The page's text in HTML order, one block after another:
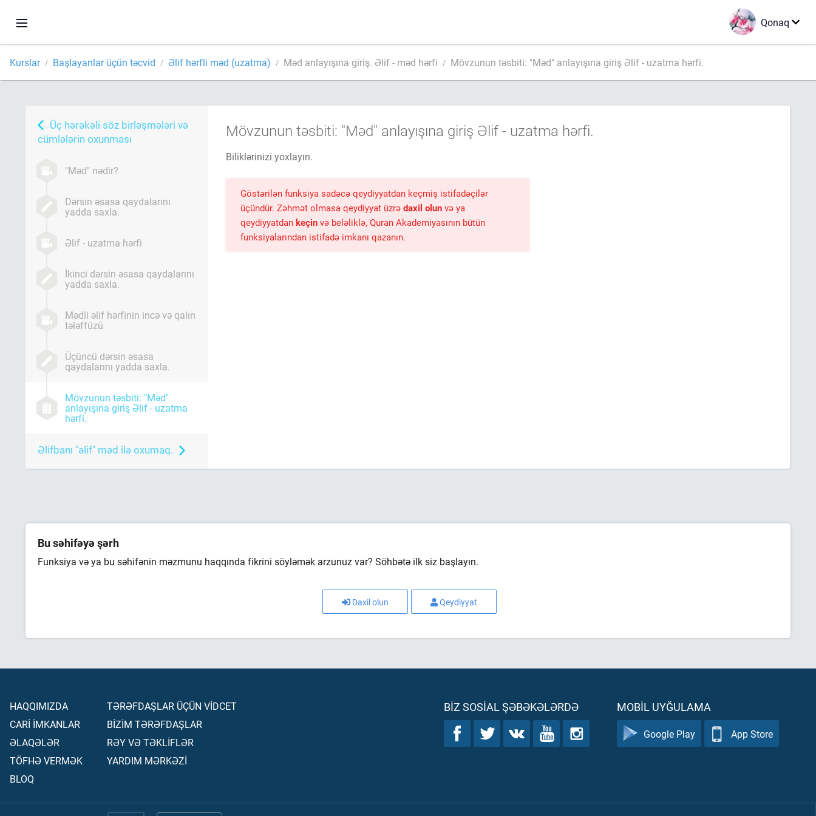
Qonaq
Kurslar Başlayanlar üçün təcvid Əlif hərfli məd (uzatma) Məd anlayışına giriş. Əlif - məd hərfi Mövzunun təsbiti: "Məd" anlayışına giriş Əlif - uzatma hərfi.
Üç hərəkəli söz birləşmələri və
cümlələrin oxunması
"Məd" nədir?
Dərsin əsasa qaydalarını
yadda saxla.
Əlif - uzatma hərfi
İkinci dərsin əsasa qaydalarını
yadda saxla.
Mədli əlif hərfinin incə və qalın
tələffüzü
Üçüncü dərsin əsasa
qaydalarını yadda saxla.
Mövzunun təsbiti: "Məd"
anlayışına giriş Əlif - uzatma
hərfi.
Əlifbanı "əlif" məd ilə oxumaq.
Mövzunun təsbiti: "Məd" anlayışına giriş Əlif - uzatma hərfi.
Biliklərinizi yoxlayın.
Göstərilən funksiya sadəcə qeydiyyatdan keçmiş istifadəçilər
üçündür. Zəhmət olmasa qeydiyyat üzrə daxil olun və ya
qeydiyyatdan keçin və beləliklə, Quran Akademiyasının bütün
funksiyalarından istifadə imkanı qazanın.
Bu səhifəyə şərh
Funksiya və ya bu səhifənin məzmunu haqqında fikrini söyləmək arzunuz var? Söhbətə ilk siz başlayın.
Daxil olun Qeydiyyat
HAQQIMIZDA
CARİ İMKANLAR
ƏLAQƏLƏR
TÖFHƏ VERMƏK
BLOQ
TƏRƏFDAŞLAR ÜÇÜN VİDCET
BİZİM TƏRƏFDAŞLAR
RƏY VƏ TƏKLİFLƏR
YARDIM MƏRKƏZİ
BIZ SOSIAL ŞƏBƏKƏLƏRDƏ MOBIL UYĞULAMA
Google Play App Store